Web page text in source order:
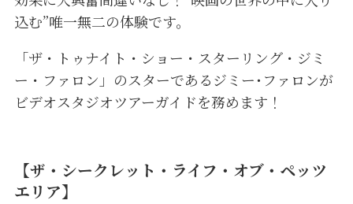
込む”唯一無二の体験です。
「ザ・トゥナイト・ショー・スターリング・ジミ
ー・ファロン」のスターであるジミー･ファロンが
ビデオスタジオツアーガイドを務めます！
【ザ・シークレット・ライフ・オブ・ペッツ
エリア】